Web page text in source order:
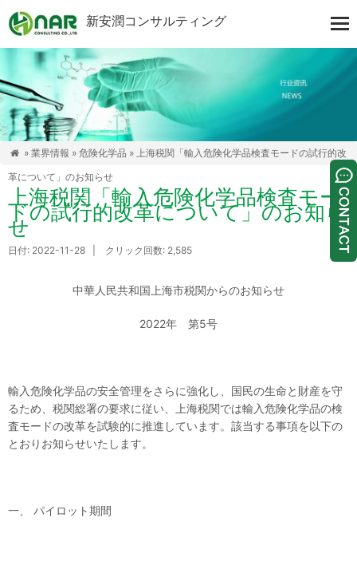
新安潤コンサルティング
 » 業界情報 » 危険化学品 » 上海税関「輸入危険化学品検査モードの試行的改
革について」のお知らせ
上海税関「輸入危険化学品検査モー
ドの試行的改革について」のお知ら
せ
日付: 2022-11-28 | クリック回数: 2,585
中華人民共和国上海市税関からのお知らせ
2022年 第5号
輸入危険化学品の安全管理をさらに強化し、国民の生命と財産を守
るため、税関総署の要求に従い、上海税関では輸入危険化学品の検
査モードの改革を試験的に推進しています。該当する事項を以下の
とおりお知らせいたします。
一、 パイロット期間